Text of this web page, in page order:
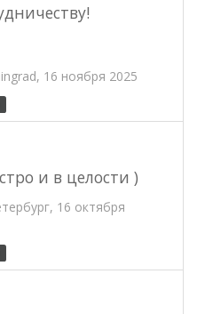
16 ноября 2025
и в целости )
16 октября